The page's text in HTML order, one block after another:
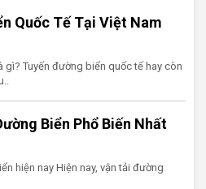
Quốc Tế Tại Việt Nam
gì? Tuyến đường biển quốc tế hay còn
Biển Phổ Biến Nhất
hiện nay Hiện nay, vận tải đường